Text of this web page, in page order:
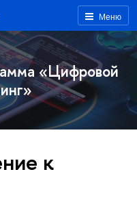
Меню
«Цифровой
к